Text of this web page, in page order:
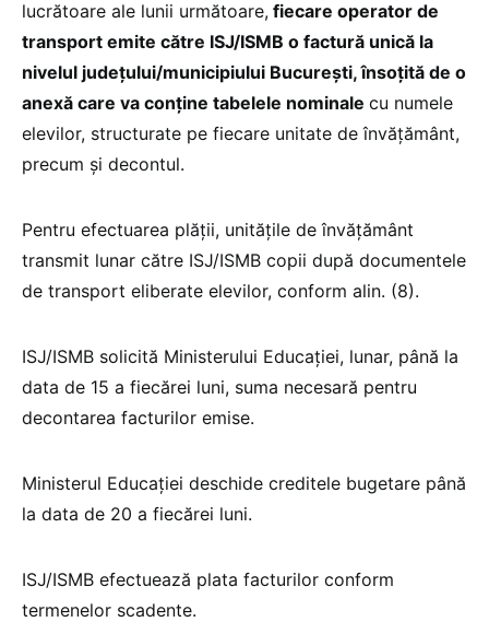
lucrătoare ale lunii următoare, fiecare operator de
transport emite către ISJ/ISMB o factură unică la
nivelul județului/municipiului București, însoțită de o
anexă care va conține tabelele nominale cu numele
elevilor, structurate pe fiecare unitate de învățământ,
precum și decontul.
Pentru efectuarea plății, unitățile de învățământ
transmit lunar către ISJ/ISMB copii după documentele
de transport eliberate elevilor, conform alin. (8).
ISJ/ISMB solicită Ministerului Educației, lunar, până la
data de 15 a fiecărei luni, suma necesară pentru
decontarea facturilor emise.
Ministerul Educației deschide creditele bugetare până
la data de 20 a fiecărei luni.
ISJ/ISMB efectuează plata facturilor conform
termenelor scadente.